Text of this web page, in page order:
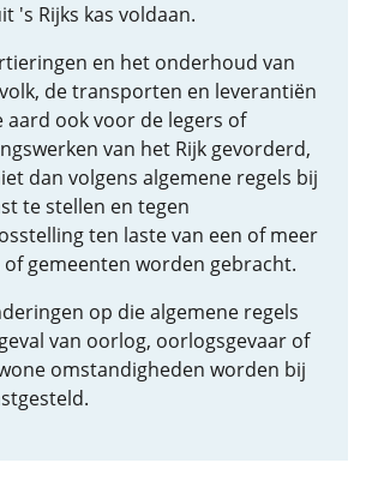
's Rijks kas voldaan.
en het onderhoud van
de transporten en leverantiën
aard ook voor de legers of
van het Rijk gevorderd,
dan volgens algemene regels bij
te stellen en tegen
ten laste van een of meer
gemeenten worden gebracht.
op die algemene regels
van oorlog, oorlogsgevaar of
omstandigheden worden bij